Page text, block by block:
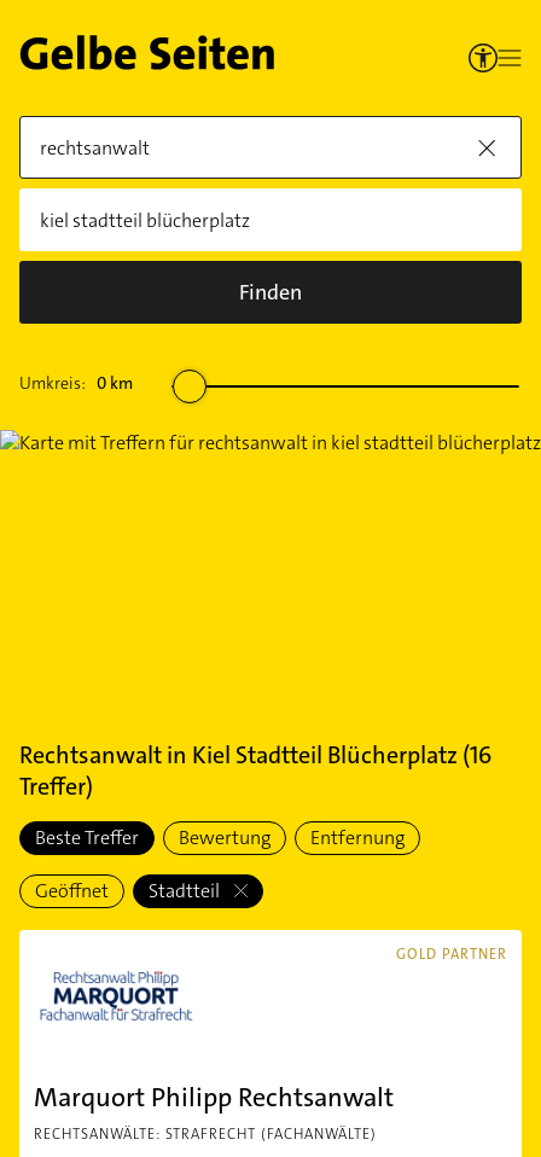
Finden
Umkreis: 0 km
Rechtsanwaltin Kiel Stadtteil Blücherplatz (16
Treffer)
Beste Treffer Bewertung Entfernung
Geöffnet Stadtteil
GOLD PARTNER
Marquort Philipp Rechtsanwalt
RECHTSANWÄLTE: STRAFRECHT (FACHANWÄLTE)